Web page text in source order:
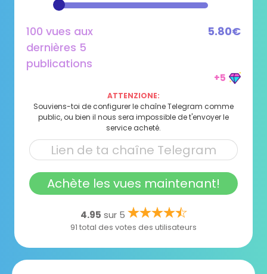
100 vues aux
dernières 5
publications
5.80€
+5
ATTENZIONE:
Souviens-toi de configurer le chaîne Telegram comme
public, ou bien il nous sera impossible de t'envoyer le
service acheté.
Achète les vues maintenant!
4.95 sur 5
91 total des votes des utilisateurs